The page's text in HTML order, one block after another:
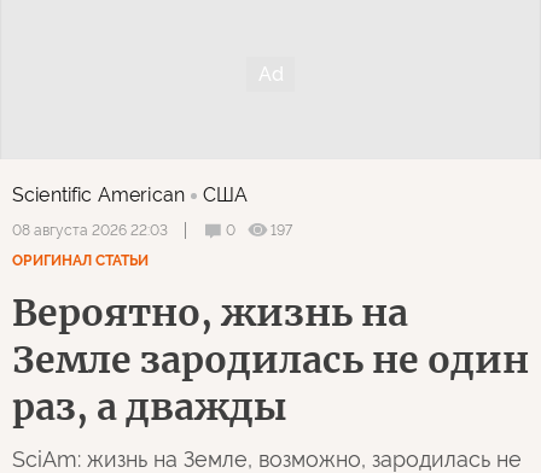
Scientific American США
08 августа 2026 22:03 0
197
ОРИГИНАЛ СТАТЬИ
Вероятно, жизнь на
Земле зародилась не один
раз, а дважды
SciAm: жизнь на Земле, возможно, зародилась не